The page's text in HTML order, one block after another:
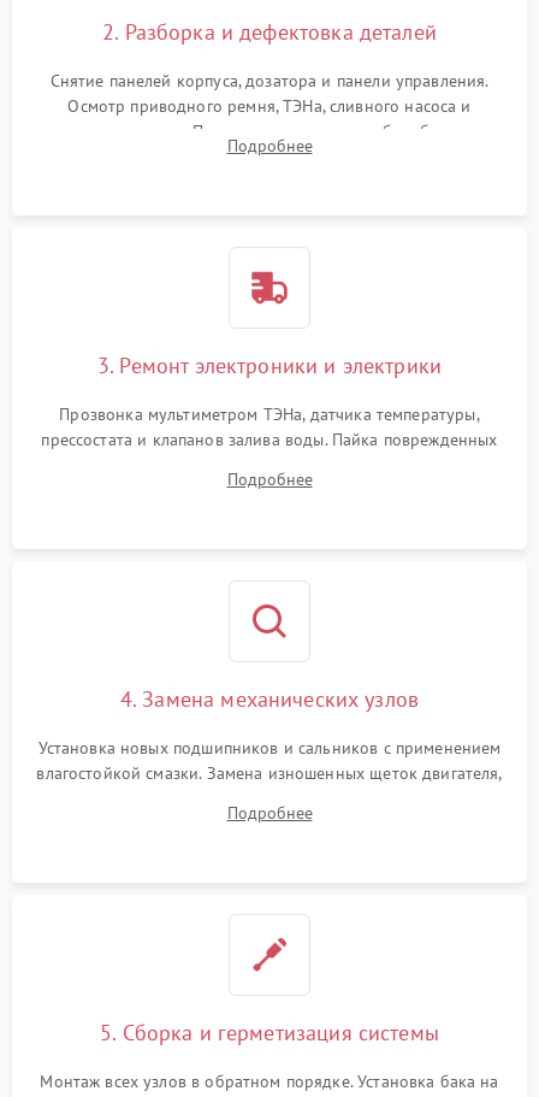
2. Разборка и дефектовка деталей
Снятие панелей корпуса, дозатора и панели управления.
Осмотр приводного ремня, ТЭНа, сливного насоса и
амортизаторов. Проверка подшипников барабана и
крестовины на износ, а манжеты люка на разрывы.
Подробнее
3. Ремонт электроники и электрики
Прозвонка мультиметром ТЭНа, датчика температуры,
прессостата и клапанов залива воды. Пайка поврежденных
Восстановление целостности проводки и контактов.
Подробнее
4. Замена механических узлов
Установка новых подшипников и сальников с применением
влагостойкой смазки. Замена изношенных щеток двигателя,
или поврежденной резиновой манжеты.
Подробнее
5. Сборка и герметизация системы
Монтаж всех узлов в обратном порядке. Установка бака на